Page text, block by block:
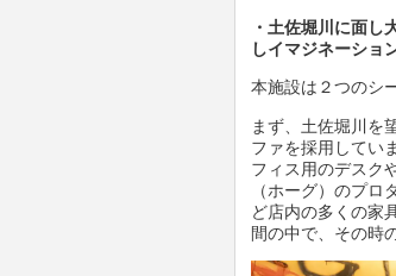
・土佐堀川に面し
しイマジネーショ
本施設は２つのシ
まず、土佐堀川を
ファを採用してい
フィス用のデスク
（ホーグ）のプ
ど店内の多くの家
間の中で、その時